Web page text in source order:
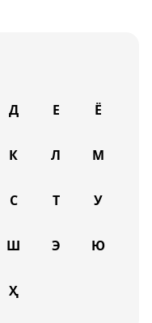
Д Е Ё
К Л М
С Т У
Ш Э Ю
Ҳ